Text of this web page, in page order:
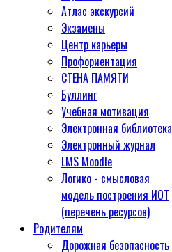
Атлас экскурсий
Экзамены
Центр карьеры
Профориентация
СТЕНА ПАМЯТИ
Буллинг
Учебная мотивация
Электронная библиотека
Электронный журнал
LMS Moodle
Логико - смысловая
модель построения ИОТ
(перечень ресурсов)
Родителям
Дорожная безопасность